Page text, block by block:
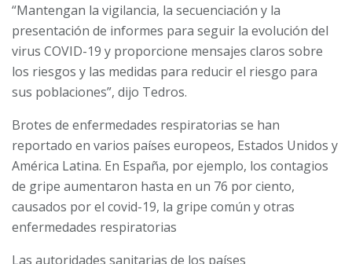
“Mantengan la vigilancia, la secuenciación y la
presentación de informes para seguir la evolución del
virus COVID-19 y proporcione mensajes claros sobre
los riesgos y las medidas para reducir el riesgo para
sus poblaciones”, dijo Tedros.
Brotes de enfermedades respiratorias se han
reportado en varios países europeos, Estados Unidos y
América Latina. En España, por ejemplo, los contagios
de gripe aumentaron hasta en un 76 por ciento,
causados por el covid-19, la gripe común y otras
enfermedades respiratorias
Las autoridades sanitarias de los países